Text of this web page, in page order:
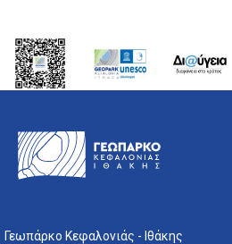
Γεωπάρκο Κεφαλονιάς - Ιθάκης